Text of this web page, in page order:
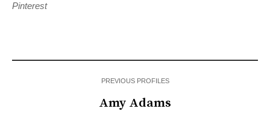
Pinterest
PREVIOUS PROFILES
Amy Adams